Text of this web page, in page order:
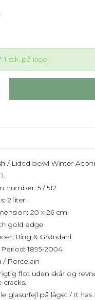
1 stk. på lager
/ Lided bowl Winter
number: 5 / 512
2 liter.
20 x 26 cm.
gold edge
Bing & Grøndahl
1895-2004
/ Porcelain
flot uden skår og
cracks.
glasurfejl på låget / It